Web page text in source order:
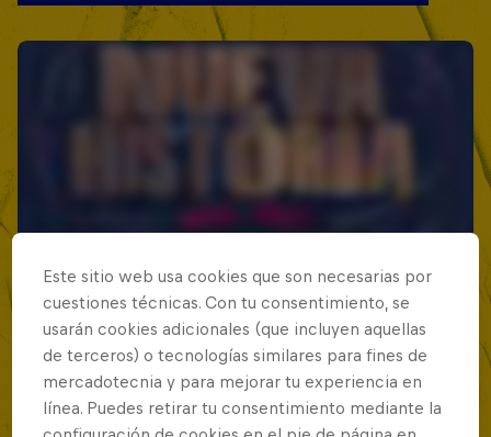
Este sitio web usa cookies que son necesarias por
cuestiones técnicas. Con tu consentimiento, se
usarán cookies adicionales (que incluyen aquellas
de terceros) o tecnologías similares para fines de
mercadotecnia y para mejorar tu experiencia en
línea. Puedes retirar tu consentimiento mediante la